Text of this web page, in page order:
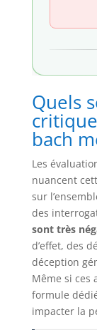
Quels
bach
Les
nuancent
sur
des
sont très
d’effet, des
déception
Même si ces
formule
impacter la